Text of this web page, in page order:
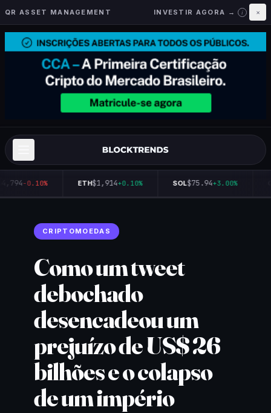
QR ASSET MANAGEMENT INVESTIR AGORA → i ×
-0.10% ETH$1,914+0.10% SOL$75.94+3.00%
CRIPTOMOEDAS
Como um tweet
debochado
desencadeou um
prejuízo de US$ 26
bilhões e o colapso
de um império